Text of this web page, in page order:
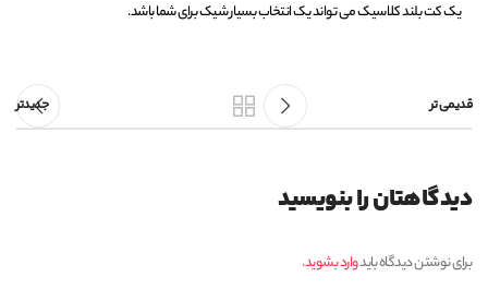
یک کت بلند کلاسیک می تواند یک انتخاب بسیار شیک برای شما باشد.
جدیدتر قدیمی تر
دیدگاهتان را بنویسید
برای نوشتن دیدگاه بایدوارد بشوید.